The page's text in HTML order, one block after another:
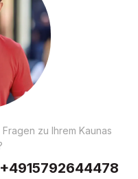
zu Ihrem Kaunas
+4915792644478